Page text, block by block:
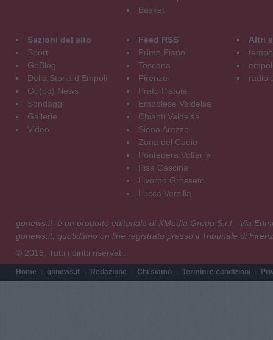
Basket
Sezioni del sito
Sport
GoBlog
Della Storia d'Empoli
Go(od) News
Sondaggi
Gallerie
Video
Feed RSS
Primo Piano
Toscana
Firenze
Prato Pistoia
Empolese Valdelsa
Chianti Valdelsa
Siena Arezzo
Zona del Cuoio
Pontedera Volterra
Pisa Cascina
Livorno Grosseto
Lucca Versilia
Altri
gonews.it è un prodotto editoriale di XMedia Group S.r.l - Via
gonews.it, quotidiano on line registrato presso il Tribunale di
© 2016. Tutti i diritti riservati.
Home gonews.it Redazione Chi siamo Termini e condizioni